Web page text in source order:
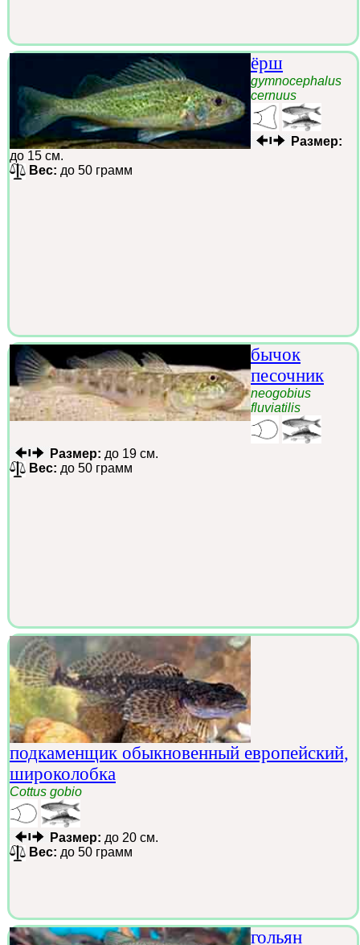
ёрш
gymnocephalus
cernuus
Размер:
до 15 см.
Вес: до 50 грамм
бычок
песочник
neogobius
fluviatilis
Размер: до 19 см.
Вес: до 50 грамм
подкаменщик обыкновенный европейский,
широколобка
Cottus gobio
Размер: до 20 см.
Вес: до 50 грамм
гольян